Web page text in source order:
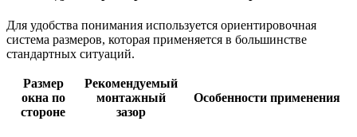
Для удобства понимания используется ориентировочная
система размеров, которая применяется в большинстве
стандартных ситуаций.
Размер
окна по
стороне
Рекомендуемый
монтажный
зазор
Особенности применения